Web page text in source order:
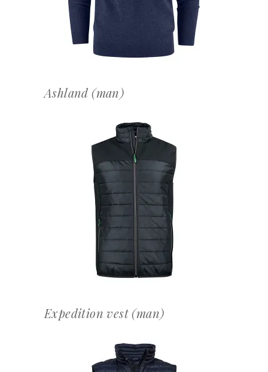
Ashland (man)
OFFERTEAANVRAAG
Expedition vest (man)